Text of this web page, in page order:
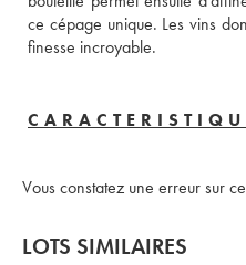
ce cépage unique. Les vins
finesse incroyable.
Vous constatez une erreur sur
LOTS SIMILAIRES